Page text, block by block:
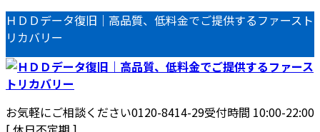
コ
ン
テ
ン
ツ
へ
ス
ナ
ビ
ゲ
ー
シ
ョ
ン
ＨＤＤデータ復旧｜高品質、低料金でご提供するファースト
リカバリー
お気軽にご相談ください0120-8414-29受付時間 10:00-22:00